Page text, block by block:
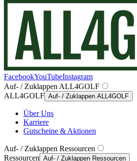
FacebookYouTubeInstagram
Auf- / Zuklappen ALL4GOLF
ALL4GOLF Auf- / Zuklappen ALL4GOLF
Über Uns
Karriere
Gutscheine & Aktionen
Auf- / Zuklappen Ressourcen
Ressourcen Auf- / Zuklappen Ressourcen